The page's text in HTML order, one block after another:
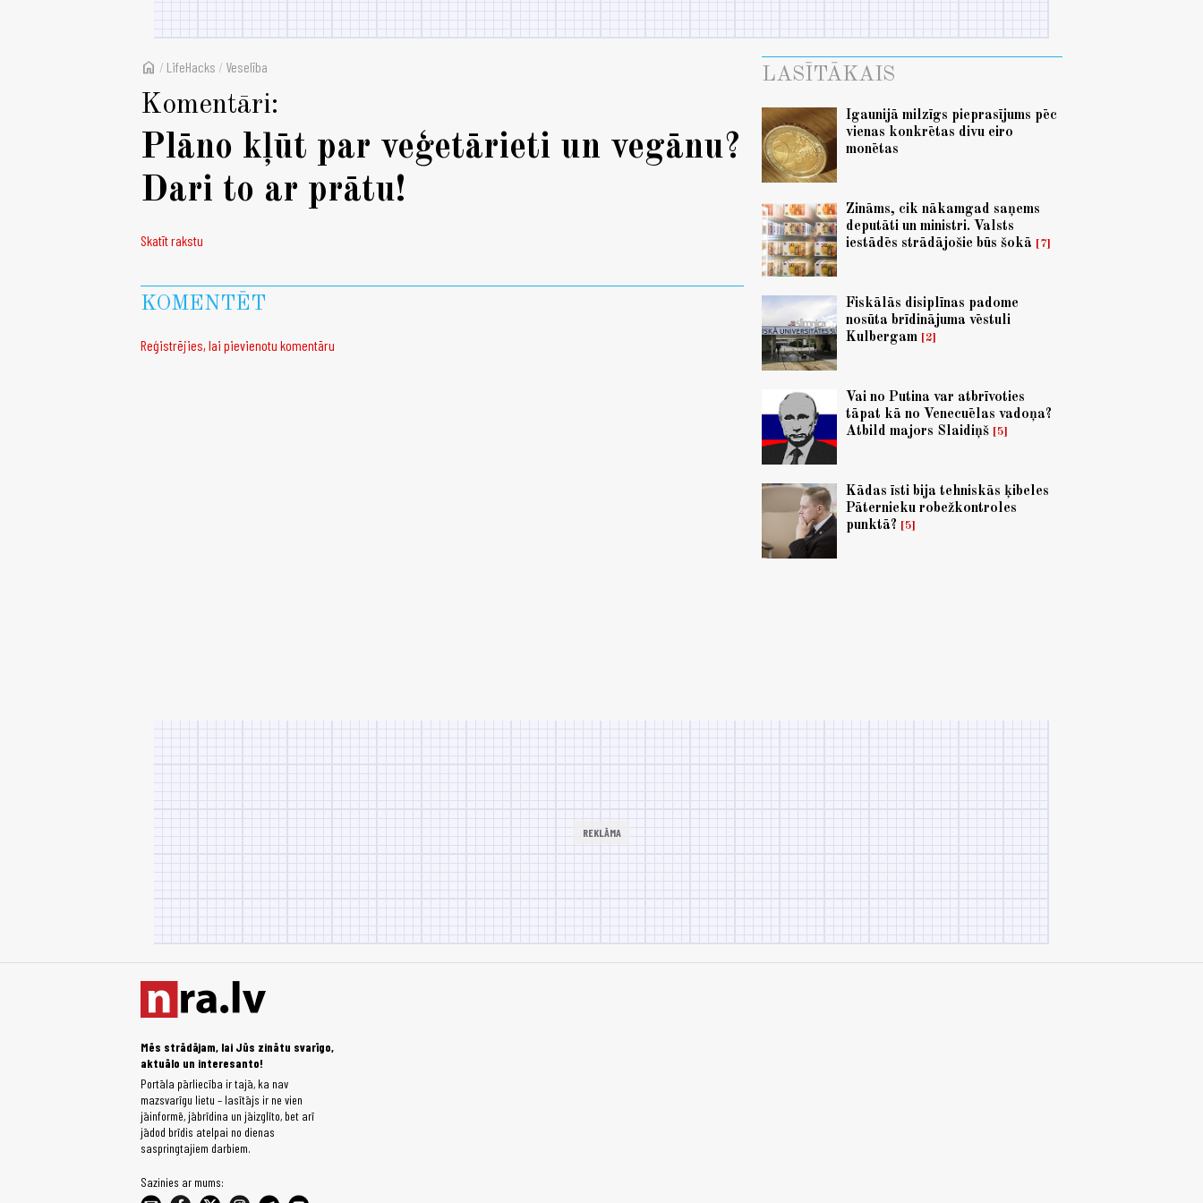
home / LifeHacks / Veselība
Komentāri:
Plāno kļūt par veģetārieti un vegānu?
Dari to ar prātu!
Skatīt rakstu
KOMENTĒT
Reģistrējies, lai pievienotu komentāru
LASĪTĀKAIS
Igaunijā milzīgs pieprasījums pēc
vienas konkrētas divu eiro
monētas
Zināms, cik nākamgad saņems
deputāti un ministri. Valsts
iestādēs strādājošie būs šokā
7
Fiskālās disiplīnas padome
nosūta brīdinājuma vēstuli
Kulbergam
2
Vai no Putina var atbrīvoties
tāpat kā no Venecuēlas vadoņa?
Atbild majors Slaidiņš
5
Kādas īsti bija tehniskās ķibeles
Pāternieku robežkontroles
punktā?
5
Mēs strādājam, lai Jūs zinātu svarīgo,
aktuālo un interesanto!
Portāla pārliecība ir tajā, ka nav
mazsvarīgu lietu – lasītājs ir ne vien
jāinformē, jābrīdina un jāizglīto, bet arī
jādod brīdis atelpai no dienas
saspringtajiem darbiem.
Sazinies ar mums: